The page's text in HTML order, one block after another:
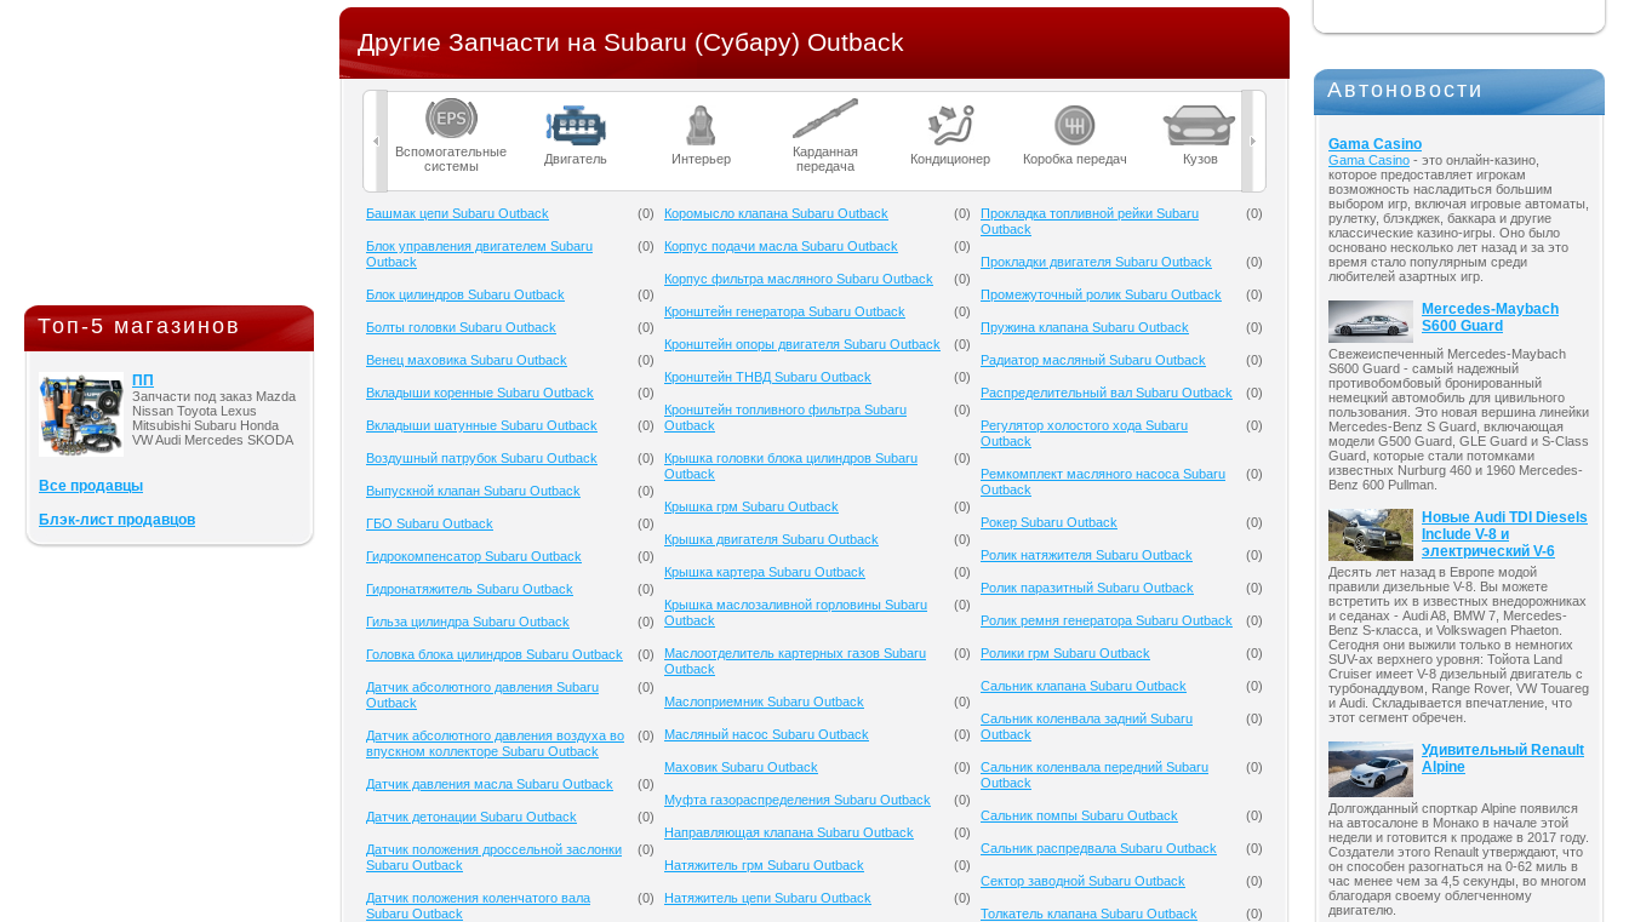
Топ-5 магазинов
ПП
Запчасти под заказ Mazda
Nissan Toyota Lexus
Mitsubishi Subaru Honda
VW Audi Mercedes SKODA
Все продавцы
Блэк-лист продавцов
Другие Запчасти на Subaru (Субару) Outback
Вспомогательные
системы
Двигатель Интерьер
Карданная
передача
Кондиционер Коробка передач Кузов Масла Мост
Башмак цепи Subaru Outback (0)
Блок управления двигателем Subaru
Outback
(0)
Блок цилиндров Subaru Outback (0)
Болты головки Subaru Outback (0)
Венец маховика Subaru Outback (0)
Вкладыши коренные Subaru Outback (0)
Вкладыши шатунные Subaru Outback (0)
Воздушный патрубок Subaru Outback (0)
Выпускной клапан Subaru Outback (0)
ГБО Subaru Outback (0)
Гидрокомпенсатор Subaru Outback (0)
Гидронатяжитель Subaru Outback (0)
Гильза цилиндра Subaru Outback (0)
Головка блока цилиндров Subaru Outback (0)
Датчик абсолютного давления Subaru
Outback
(0)
Датчик абсолютного давления воздуха во
впускном коллекторе Subaru Outback
(0)
Датчик давления масла Subaru Outback (0)
Датчик детонации Subaru Outback (0)
Датчик положения дроссельной заслонки
Subaru Outback
(0)
Датчик положения коленчатого вала
Subaru Outback
(0)
Коромысло клапана Subaru Outback (0)
Корпус подачи масла Subaru Outback (0)
Корпус фильтра масляного Subaru Outback (0)
Кронштейн генератора Subaru Outback (0)
Кронштейн опоры двигателя Subaru Outback (0)
Кронштейн ТНВД Subaru Outback (0)
Кронштейн топливного фильтра Subaru
Outback
(0)
Крышка головки блока цилиндров Subaru
Outback
(0)
Крышка грм Subaru Outback (0)
Крышка двигателя Subaru Outback (0)
Крышка картера Subaru Outback (0)
Крышка маслозаливной горловины Subaru
Outback
(0)
Маслоотделитель картерных газов Subaru
Outback
(0)
Маслоприемник Subaru Outback (0)
Масляный насос Subaru Outback (0)
Маховик Subaru Outback (0)
Муфта газораспределения Subaru Outback (0)
Направляющая клапана Subaru Outback (0)
Натяжитель грм Subaru Outback (0)
Натяжитель цепи Subaru Outback (0)
Прокладка топливной рейки Subaru
Outback
(0)
Прокладки двигателя Subaru Outback (0)
Промежуточный ролик Subaru Outback (0)
Пружина клапана Subaru Outback (0)
Радиатор масляный Subaru Outback (0)
Распределительный вал Subaru Outback (0)
Регулятор холостого хода Subaru
Outback
(0)
Ремкомплект масляного насоса Subaru
Outback
(0)
Рокер Subaru Outback (0)
Ролик натяжителя Subaru Outback (0)
Ролик паразитный Subaru Outback (0)
Ролик ремня генератора Subaru Outback (0)
Ролики грм Subaru Outback (0)
Сальник клапана Subaru Outback (0)
Сальник коленвала задний Subaru
Outback
(0)
Сальник коленвала передний Subaru
Outback
(0)
Сальник помпы Subaru Outback (0)
Сальник распредвала Subaru Outback (0)
Сектор заводной Subaru Outback (0)
Толкатель клапана Subaru Outback (0)
Автоновости
Gama Casino
Gama Casino - это онлайн-казино,
которое предоставляет игрокам
возможность насладиться большим
выбором игр, включая игровые автоматы,
рулетку, блэкджек, баккара и другие
классические казино-игры. Оно было
основано несколько лет назад и за это
время стало популярным среди
любителей азартных игр.
Mercedes-Maybach
S600 Guard
Свежеиспеченный Mercedes-Maybach
S600 Guard - самый надежный
противобомбовый бронированный
немецкий автомобиль для цивильного
пользования. Это новая вершина линейки
Mercedes-Benz S Guard, включающая
модели G500 Guard, GLE Guard и S-Class
Guard, которые стали потомками
известных Nurburg 460 и 1960 Mercedes-
Benz 600 Pullman.
Новые Audi TDI Diesels
Include V-8 и
электрический V-6
Десять лет назад в Европе модой
правили дизельные V-8. Вы можете
встретить их в известных внедорожниках
и седанах - Audi A8, BMW 7, Mercedes-
Benz S-класса, и Volkswagen Phaeton.
Сегодня они выжили только в немногих
SUV-ах верхнего уровня: Тойота Land
Cruiser имеет V-8 дизельный двигатель с
турбонаддувом, Range Rover, VW Touareg
и Audi. Складывается впечатление, что
этот сегмент обречен.
Удивительный Renault
Alpine
Долгожданный спорткар Alpine появился
на автосалоне в Монако в начале этой
недели и готовится к продаже в 2017 году.
Создатели этого Renault утверждают, что
он способен разогнаться на 0-62 миль в
час менее чем за 4,5 секунды, во многом
благодаря своему облегченному
двигателю.